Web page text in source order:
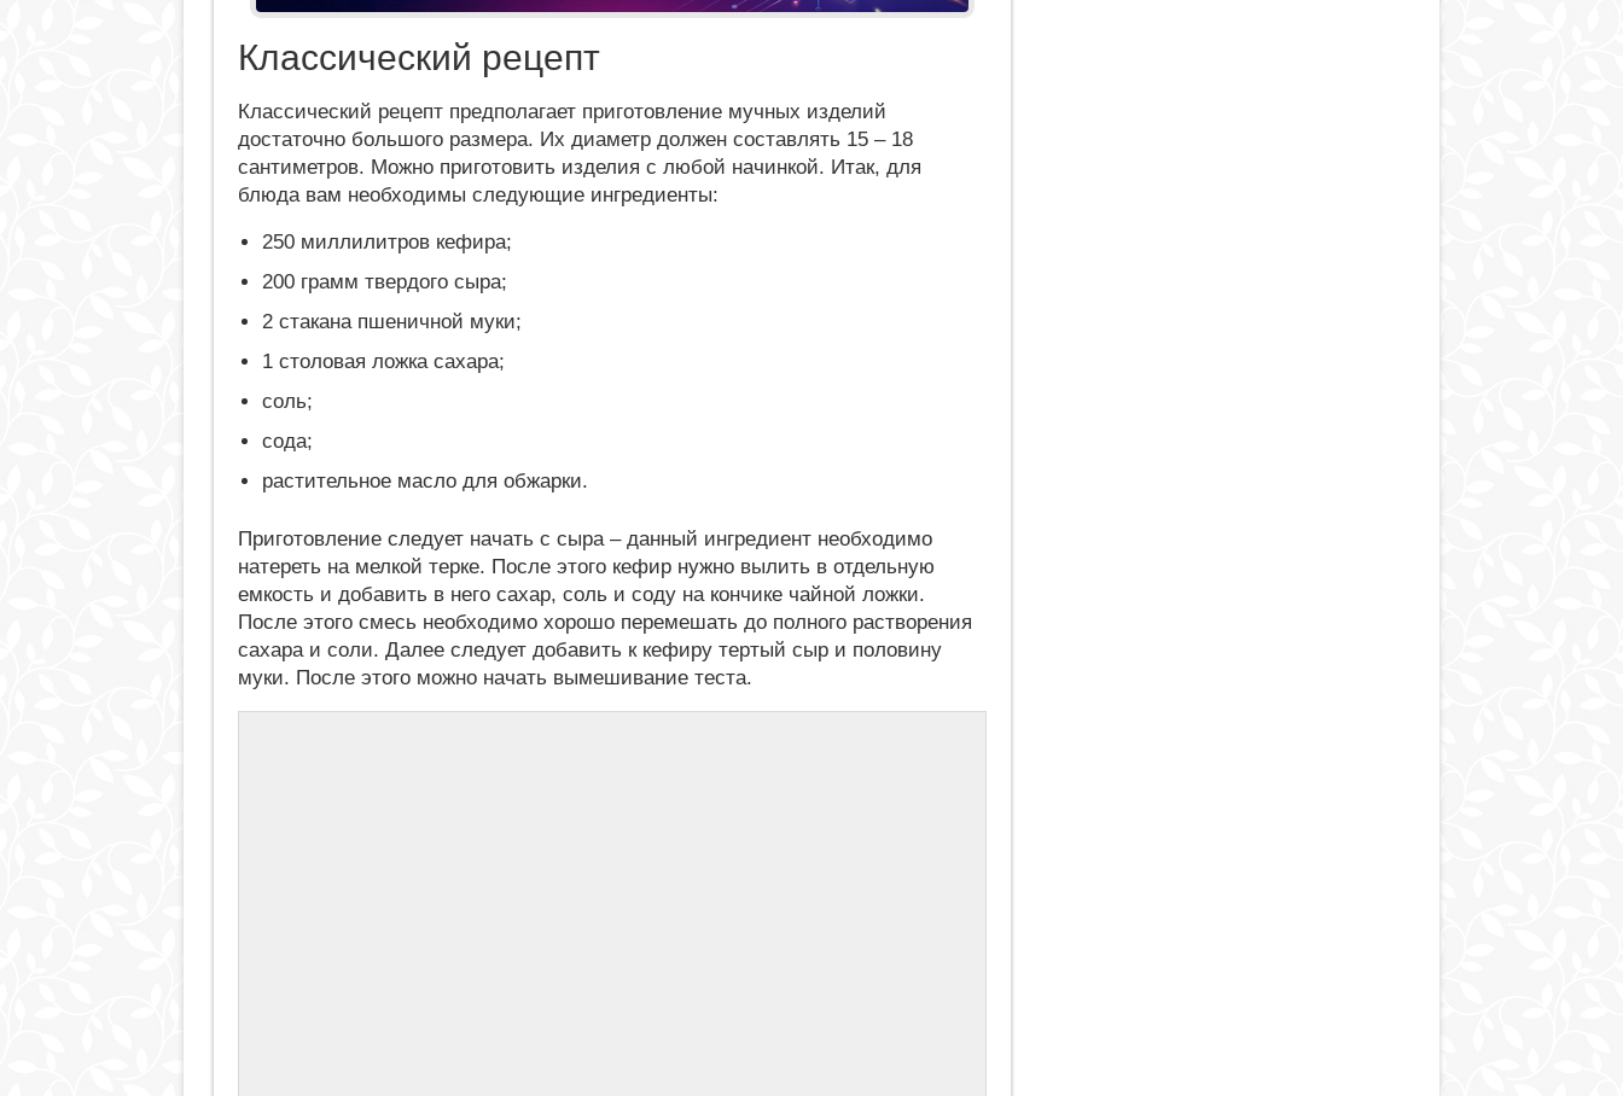
Классический рецепт
Классический рецепт предполагает приготовление мучных изделий
достаточно большого размера. Их диаметр должен составлять 15 – 18
сантиметров. Можно приготовить изделия с любой начинкой. Итак, для
блюда вам необходимы следующие ингредиенты:
250 миллилитров кефира;
200 грамм твердого сыра;
2 стакана пшеничной муки;
1 столовая ложка сахара;
соль;
сода;
растительное масло для обжарки.
Приготовление следует начать с сыра – данный ингредиент необходимо
натереть на мелкой терке. После этого кефир нужно вылить в отдельную
емкость и добавить в него сахар, соль и соду на кончике чайной ложки.
После этого смесь необходимо хорошо перемешать до полного растворения
сахара и соли. Далее следует добавить к кефиру тертый сыр и половину
муки. После этого можно начать вымешивание теста.